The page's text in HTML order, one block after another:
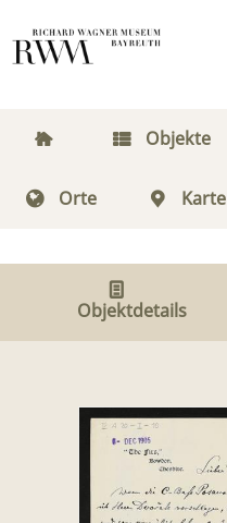
Objekte
Orte Karte
Objektdetails